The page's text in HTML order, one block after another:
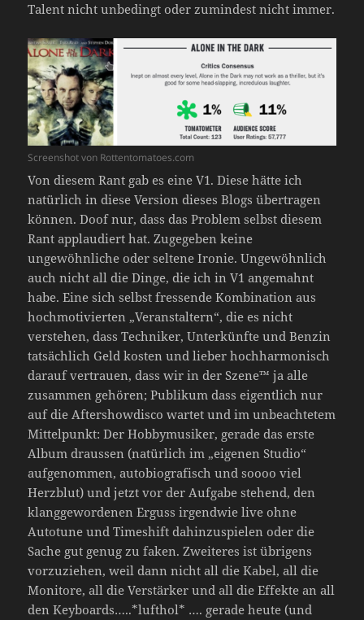
Talent nicht unbedingt oder zumindest nicht immer.
Screenshot von Rottentomatoes.com
Von diesem Rant gab es eine V1. Diese hätte ich
natürlich in diese Version dieses Blogs übertragen
können. Doof nur, dass das Problem selbst diesem
Rant applaudiert hat. Zugegeben keine
ungewöhnliche oder seltene Ironie. Ungewöhnlich
auch nicht all die Dinge, die ich in V1 angemahnt
habe. Eine sich selbst fressende Kombination aus
hochmotivierten „Veranstaltern“, die es nicht
verstehen, dass Techniker, Unterkünfte und Benzin
tatsächlich Geld kosten und lieber hochharmonisch
darauf vertrauen, dass wir in der Szene™ ja alle
zusammen gehören; Publikum dass eigentlich nur
auf die Aftershowdisco wartet und im unbeachtetem
Mittelpunkt: Der Hobbymusiker, gerade das erste
Album draussen (natürlich im „eigenen Studio“
aufgenommen, autobiografisch und soooo viel
Herzblut) und jetzt vor der Aufgabe stehend, den
klanggewordenen Erguss irgendwie live ohne
Autotune und Timeshift dahinzuspielen oder die
Sache gut genug zu faken. Zweiteres ist übrigens
vorzuziehen, weil dann nicht all die Kabel, all die
Monitore, all die Verstärker und all die Effekte an all
den Keyboards…..*lufthol* …. gerade heute (und